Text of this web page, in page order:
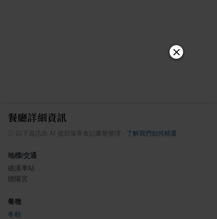
餐廳詳細資訊
以下資訊由 AI 從部落客食記彙整整理 了解我們如何精選
地標/交通
礁溪車站
德陽宮
餐種
冬粉